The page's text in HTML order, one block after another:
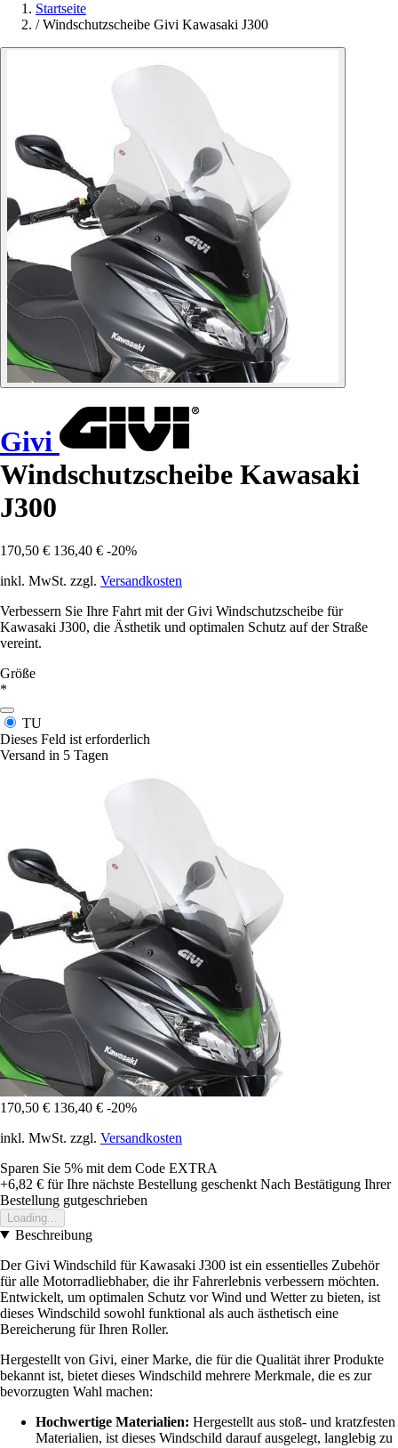
Startseite
/ Windschutzscheibe Givi Kawasaki J300
Givi
Windschutzscheibe Kawasaki
J300
170,50 € 136,40 € -20%
inkl. MwSt. zzgl. Versandkosten
Verbessern Sie Ihre Fahrt mit der Givi Windschutzscheibe für
Kawasaki J300, die Ästhetik und optimalen Schutz auf der Straße
vereint.
Größe
*
TU
Dieses Feld ist erforderlich
Versand in 5 Tagen
170,50 € 136,40 € -20%
inkl. MwSt. zzgl. Versandkosten
Sparen Sie 5% mit dem Code EXTRA
+6,82 € für Ihre nächste Bestellung geschenkt Nach Bestätigung Ihrer
Bestellung gutgeschrieben
Loading...
Beschreibung
Der Givi Windschild für Kawasaki J300 ist ein essentielles Zubehör
für alle Motorradliebhaber, die ihr Fahrerlebnis verbessern möchten.
Entwickelt, um optimalen Schutz vor Wind und Wetter zu bieten, ist
dieses Windschild sowohl funktional als auch ästhetisch eine
Bereicherung für Ihren Roller.
Hergestellt von Givi, einer Marke, die für die Qualität ihrer Produkte
bekannt ist, bietet dieses Windschild mehrere Merkmale, die es zur
bevorzugten Wahl machen:
Hochwertige Materialien: Hergestellt aus stoß- und kratzfesten
Materialien, ist dieses Windschild darauf ausgelegt, langlebig zu